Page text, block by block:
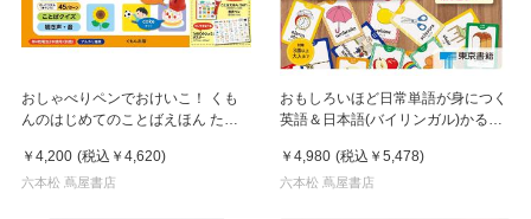
おしゃべりペンでおけいこ！ くも
んのはじめてのことばえほん たか
￥4,200 (税込 ￥4,620)
六本松 蔦屋書店
おもしろいほど日常単語が身につく
英語＆日本語(バイリンガル)かるた
￥4,980 (税込 ￥5,478)
六本松 蔦屋書店